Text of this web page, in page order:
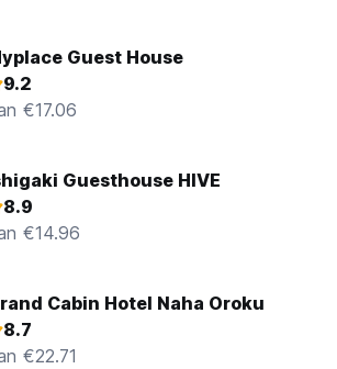
Guest House
9.2
€17.06
Guesthouse HIVE
8.9
€14.96
Cabin Hotel Naha Oroku
8.7
€22.71